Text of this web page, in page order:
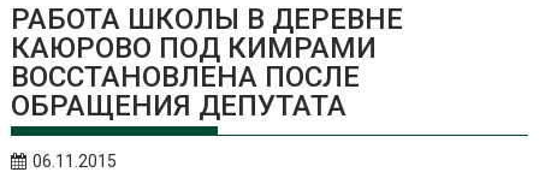
РАБОТА ШКОЛЫ В ДЕРЕВНЕ
КАЮРОВО ПОД КИМРАМИ
ВОССТАНОВЛЕНА ПОСЛЕ
ОБРАЩЕНИЯ ДЕПУТАТА
06.11.2015